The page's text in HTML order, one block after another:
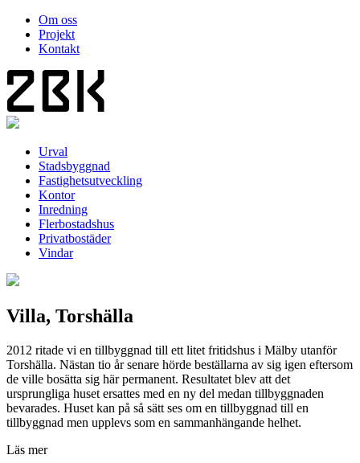
Om oss
Projekt
Kontakt
Urval
Stadsbyggnad
Fastighetsutveckling
Kontor
Inredning
Flerbostadshus
Privatbostäder
Vindar
Villa, Torshälla
2012 ritade vi en tillbyggnad till ett litet fritidshus i Mälby utanför
Torshälla. Nästan tio år senare hörde beställarna av sig igen eftersom
de ville bosätta sig här permanent. Resultatet blev att det
ursprungliga huset ersattes med en ny del medan tillbyggnaden
bevarades. Huset kan på så sätt ses om en tillbyggnad till en
tillbyggnad men upplevs som en sammanhängande helhet.
Läs mer